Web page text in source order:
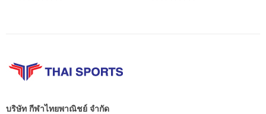
บริษัท กีฬาไทยพาณิชย์ จำกัด